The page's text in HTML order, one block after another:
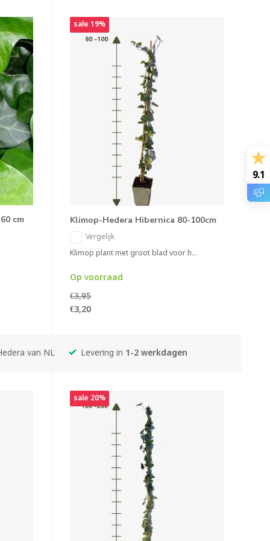
cm
sale 19%
Klimop-Hedera Hibernica 80-100cm
Vergelijk
Klimop plant met groot blad voor h...
Op voorraad
€3,95
€3,20
van NL Levering in 1-2 werkdagen
sale 20%
9.1